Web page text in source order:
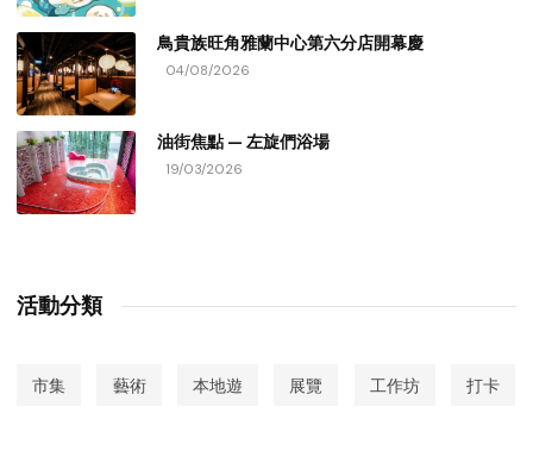
鳥貴族旺角雅蘭中心第六分店開幕慶
04/08/2026
油街焦點 — 左旋們浴場
19/03/2026
活動分類
市集 藝術 本地遊 展覽 工作坊 打卡